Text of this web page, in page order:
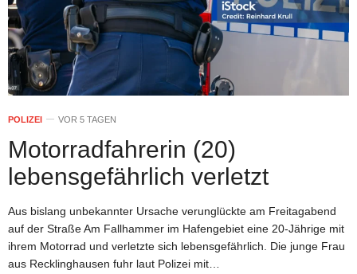
POLIZEI VOR 5 TAGEN
Motorradfahrerin (20)
lebensgefährlich verletzt
Aus bislang unbekannter Ursache verunglückte am Freitagabend
auf der Straße Am Fallhammer im Hafengebiet eine 20-Jährige mit
ihrem Motorrad und verletzte sich lebensgefährlich. Die junge Frau
aus Recklinghausen fuhr laut Polizei mit…